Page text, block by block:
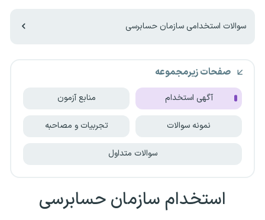
سوالات استخدامی سازمان حسابرسی
صفحات زیرمجموعه
آگهی استخدام منابع آزمون
نمونه سوالات تجربیات و مصاحبه
سوالات متداول
استخدام سازمان حسابرسی